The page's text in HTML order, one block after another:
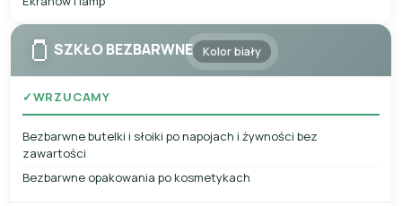
🫙 SZKŁO BEZBARWNE Kolor biały
✓WRZUCAMY
Bezbarwne butelki i słoiki po napojach i żywności bez
zawartości
Bezbarwne opakowania po kosmetykach